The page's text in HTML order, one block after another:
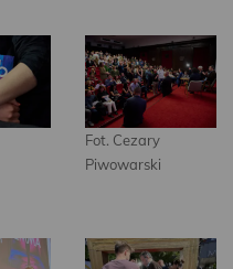
Fot. Cezary
Piwowarski